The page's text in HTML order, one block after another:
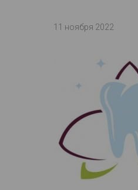
11 ноября 2022